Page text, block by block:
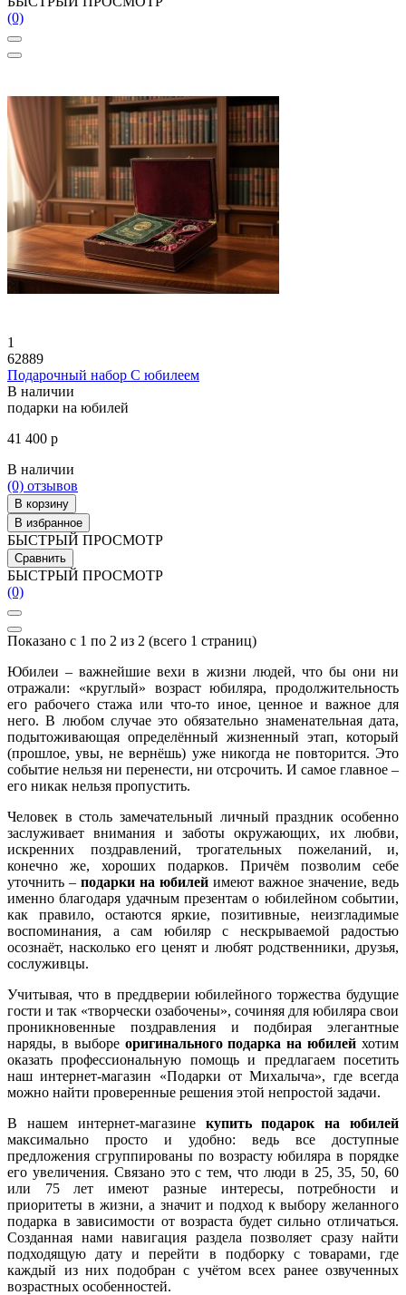
(0)
1
62889
Подарочный набор С юбилеем
В наличии
подарки на юбилей
41 400 р
В наличии
(0) отзывов
В корзину
В избранное
БЫСТРЫЙ ПРОСМОТР
Сравнить
БЫСТРЫЙ ПРОСМОТР
(0)
Показано с 1 по 2 из 2 (всего 1 страниц)
Юбилеи – важнейшие вехи в жизни людей, что бы они ни
отражали: «круглый» возраст юбиляра, продолжительность
его рабочего стажа или что-то иное, ценное и важное для
него. В любом случае это обязательно знаменательная дата,
подытоживающая определённый жизненный этап, который
(прошлое, увы, не вернёшь) уже никогда не повторится. Это
событие нельзя ни перенести, ни отсрочить. И самое главное –
его никак нельзя пропустить.
Человек в столь замечательный личный праздник особенно
заслуживает внимания и заботы окружающих, их любви,
искренних поздравлений, трогательных пожеланий, и,
конечно же, хороших подарков. Причём позволим себе
уточнить – подарки на юбилей имеют важное значение, ведь
именно благодаря удачным презентам о юбилейном событии,
как правило, остаются яркие, позитивные, неизгладимые
воспоминания, а сам юбиляр с нескрываемой радостью
осознаёт, насколько его ценят и любят родственники, друзья,
сослуживцы.
Учитывая, что в преддверии юбилейного торжества будущие
гости и так «творчески озабочены», сочиняя для юбиляра свои
проникновенные поздравления и подбирая элегантные
наряды, в выборе оригинального подарка на юбилей хотим
оказать профессиональную помощь и предлагаем посетить
наш интернет-магазин «Подарки от Михалыча», где всегда
можно найти проверенные решения этой непростой задачи.
В нашем интернет-магазине купить подарок на юбилей
максимально просто и удобно: ведь все доступные
предложения сгруппированы по возрасту юбиляра в порядке
его увеличения. Связано это с тем, что люди в 25, 35, 50, 60
или 75 лет имеют разные интересы, потребности и
приоритеты в жизни, а значит и подход к выбору желанного
подарка в зависимости от возраста будет сильно отличаться.
Созданная нами навигация раздела позволяет сразу найти
подходящую дату и перейти в подборку с товарами, где
каждый из них подобран с учётом всех ранее озвученных
возрастных особенностей.